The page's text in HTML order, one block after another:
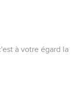
le Seigneur :
de la part de
!
de la venue